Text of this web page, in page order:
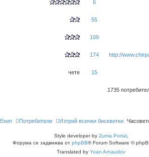
6
55
109
174 http://
чете 15
1735
Изтрий всички бисквитки
Потребители
Екип
Style developer by Zuma Portal,
Форума се задвижва от phpBB® Forum Software ©
Translated by Yoan Arnaudov